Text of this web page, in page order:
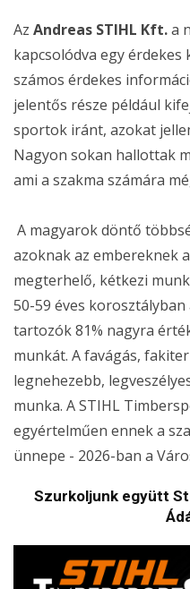
Az Andreas STIHL Kft.a
kapcsolódva egy
számos érdekes
jelentős része például
sportok iránt, azokat
Nagyon sokan hallottak
ami a szakma számára
A magyarok döntő
azoknak az embereknek
megterhelő, kétkezi
50-59 éves
tartozók 81% nagyra
munkát. A favágás,
legnehezebb,
munka. A STIHL
egyértelműen ennek a
ünnepe - 2026-ban a
Szurkoljunk együtt